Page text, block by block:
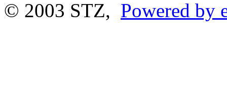
© 2003 STZ, Powered by